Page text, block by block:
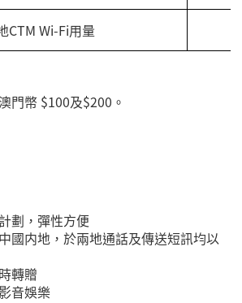
CTM Wi-Fi用量
門幣 $100及$200 。
劃，彈性方便
内地，於兩地通話及傳送短訊均以
轉贈
音娛樂